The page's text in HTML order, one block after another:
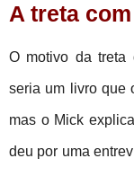
A treta
O motivo da treta
seria um livro que
mas o Mick
deu por uma